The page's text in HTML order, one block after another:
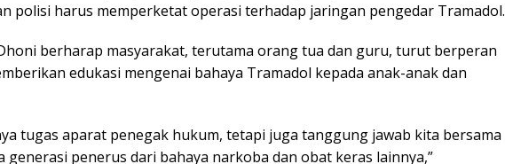
polisi harus memperketat operasi terhadap jaringan pengedar Tramadol.
berharap masyarakat, terutama orang tua dan guru, turut berperan
edukasi mengenai bahaya Tramadol kepada anak-anak dan
tugas aparat penegak hukum, tetapi juga tanggung jawab kita bersama
generasi penerus dari bahaya narkoba dan obat keras lainnya,”